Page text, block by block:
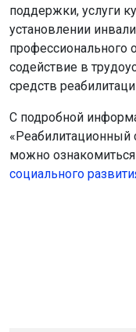
поддержки, услуги
установлении
профессионального
содействие в
средств
С подробной
«Реабилитационный
можно
социального